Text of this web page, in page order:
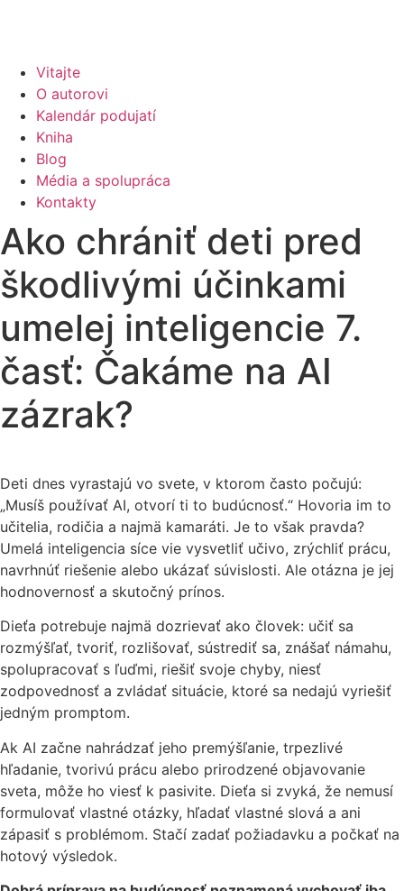
Vitajte
O autorovi
Kalendár podujatí
Kniha
Blog
Média a spolupráca
Kontakty
Ako chrániť deti pred
škodlivými účinkami
umelej inteligencie 7.
časť: Čakáme na AI
zázrak?
Deti dnes vyrastajú vo svete, v ktorom často počujú:
„Musíš používať AI, otvorí ti to budúcnosť.“ Hovoria im to
učitelia, rodičia a najmä kamaráti. Je to však pravda?
Umelá inteligencia síce vie vysvetliť učivo, zrýchliť prácu,
navrhnúť riešenie alebo ukázať súvislosti. Ale otázna je jej
hodnovernosť a skutočný prínos.
Dieťa potrebuje najmä dozrievať ako človek: učiť sa
rozmýšľať, tvoriť, rozlišovať, sústrediť sa, znášať námahu,
spolupracovať s ľuďmi, riešiť svoje chyby, niesť
zodpovednosť a zvládať situácie, ktoré sa nedajú vyriešiť
jedným promptom.
Ak AI začne nahrádzať jeho premýšľanie, trpezlivé
hľadanie, tvorivú prácu alebo prirodzené objavovanie
sveta, môže ho viesť k pasivite. Dieťa si zvyká, že nemusí
formulovať vlastné otázky, hľadať vlastné slová a ani
zápasiť s problémom. Stačí zadať požiadavku a počkať na
hotový výsledok.